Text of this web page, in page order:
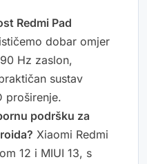
Redmi Pad
dobar omjer
Hz zaslon,
sustav
proširenje.
podršku za
Xiaomi Redmi
12 i MIUI 13, s